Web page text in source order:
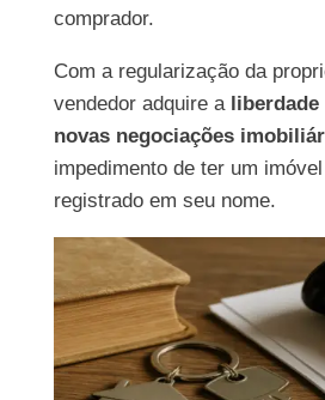
comprador.
Com a regularização da
vendedor adquire a
novas negociações
impedimento de ter um
registrado em seu nome.